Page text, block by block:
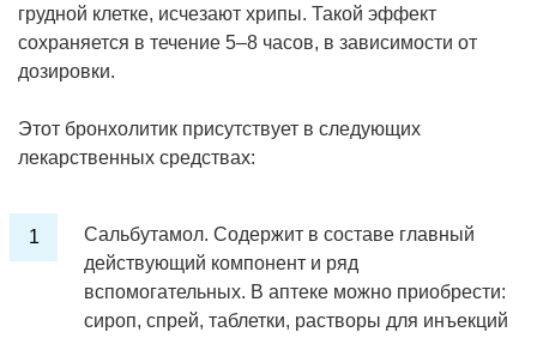
грудной клетке, исчезают хрипы. Такой эффект
сохраняется в течение 5–8 часов, в зависимости от
дозировки.
Этот бронхолитик присутствует в следующих
лекарственных средствах:
Сальбутамол. Содержит в составе главный
действующий компонент и ряд
вспомогательных. В аптеке можно приобрести:
сироп, спрей, таблетки, растворы для инъекций